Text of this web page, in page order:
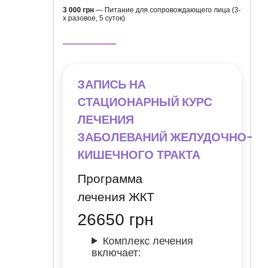
3 000 грн — Питание для сопровождающего лица (3-
х разовое, 5 суток)
ЗАПИСЬ НА
СТАЦИОНАРНЫЙ КУРС
ЛЕЧЕНИЯ
ЗАБОЛЕВАНИЙ ЖЕЛУДОЧНО-
КИШЕЧНОГО ТРАКТА
Программа
лечения ЖКТ
26650 грн
Комплекс лечения
включает: